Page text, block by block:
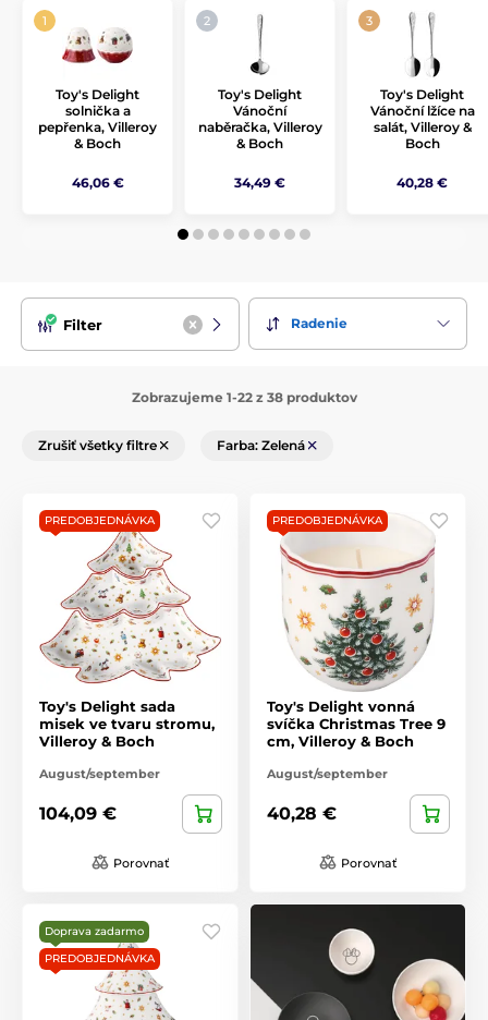
Toy's Delight
solnička a
pepřenka, Villeroy
& Boch
46,06 €
Toy's Delight
Vánoční
naběračka, Villeroy
& Boch
34,49 €
Toy's Delight
Vánoční lžíce na
salát, Villeroy &
Boch
40,28 €
Filter Radenie
Zobrazujeme 1-22 z 38 produktov
Zrušiť všetky filtre Farba: Zelená
PREDOBJEDNÁVKA
Toy's Delight sada
misek ve tvaru stromu,
Villeroy & Boch
August/september
104,09 €
Porovnať
PREDOBJEDNÁVKA
Toy's Delight vonná
svíčka Christmas Tree 9
cm, Villeroy & Boch
August/september
40,28 €
Porovnať
Doprava zadarmo
PREDOBJEDNÁVKA